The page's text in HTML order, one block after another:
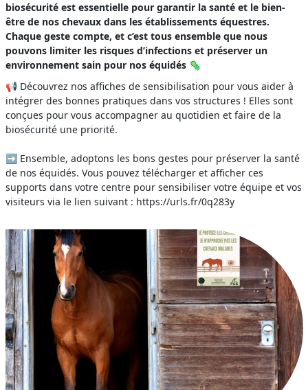
biosécurité est essentielle pour garantir la santé et le bien-
être de nos chevaux dans les établissements équestres.
Chaque geste compte, et c’est tous ensemble que nous
pouvons limiter les risques d’infections et préserver un
environnement sain pour nos équidés 🦠
📢 Découvrez nos affiches de sensibilisation pour vous aider à
intégrer des bonnes pratiques dans vos structures ! Elles sont
conçues pour vous accompagner au quotidien et faire de la
biosécurité une priorité.
➡️ Ensemble, adoptons les bons gestes pour préserver la santé
de nos équidés. Vous pouvez télécharger et afficher ces
supports dans votre centre pour sensibiliser votre équipe et vos
visiteurs via le lien suivant : https://urls.fr/0q283y